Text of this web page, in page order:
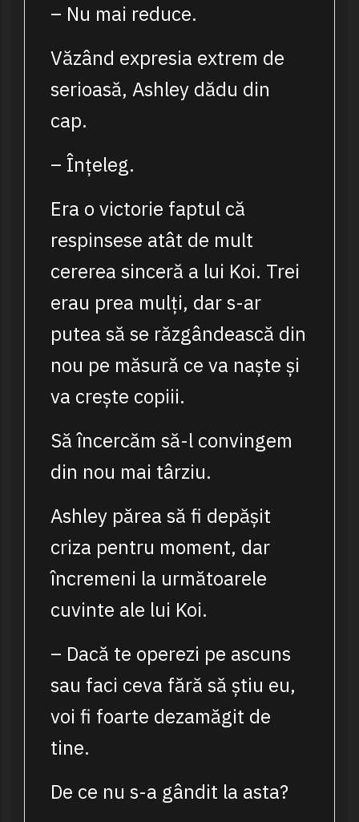
– Nu mai reduce.
Văzând expresia extrem de
serioasă, Ashley dădu din
cap.
– Înțeleg.
Era o victorie faptul că
respinsese atât de mult
cererea sinceră a lui Koi. Trei
erau prea mulți, dar s-ar
putea să se răzgândească din
nou pe măsură ce va naște și
va crește copiii.
Să încercăm să-l convingem
din nou mai târziu.
Ashley părea să fi depășit
criza pentru moment, dar
încremeni la următoarele
cuvinte ale lui Koi.
– Dacă te operezi pe ascuns
sau faci ceva fără să știu eu,
voi fi foarte dezamăgit de
tine.
De ce nu s-a gândit la asta?